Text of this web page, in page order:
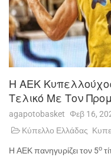
Η ΑΕΚ
Τελικό Με Τον
agapotobasket Φεβ 16,
Κύπελλο Ελλάδας
Η ΑΕΚ πανηγυρίζει τον 5ο